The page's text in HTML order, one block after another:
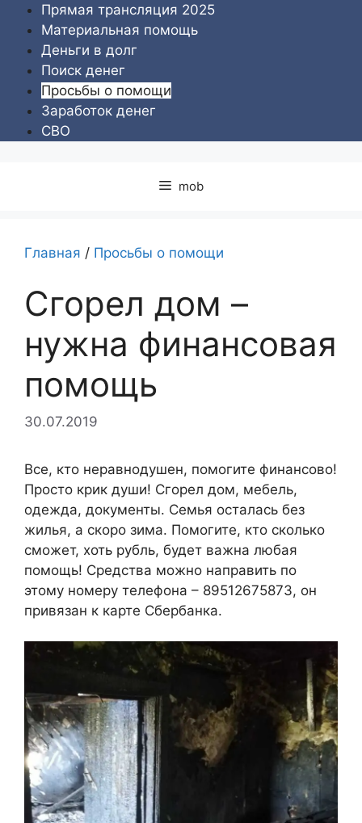
Перейти
содержимому
Прямая трансляция 2025
Материальная помощь
Деньги в долг
Поиск денег
Просьбы о помощи
Заработок денег
СВО
mob
Главная / Просьбы о помощи
Сгорел дом –
нужна финансовая
помощь
30.07.2019
Все, кто неравнодушен, помогите финансово!
Просто крик души! Сгорел дом, мебель,
одежда, документы. Семья осталась без
жилья, а скоро зима. Помогите, кто сколько
сможет, хоть рубль, будет важна любая
помощь! Средства можно направить по
этому номеру телефона – 89512675873, он
привязан к карте Сбербанка.